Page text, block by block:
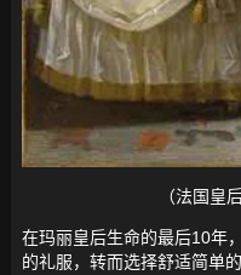
（法国皇
在玛丽皇后生命的最后10年
的礼服，转而选择舒适简单